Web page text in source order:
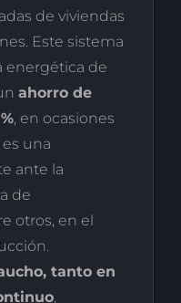
de viviendas
Este sistema
energética de
ahorro de
, en ocasiones
una
ante la
de
otros, en el
tanto en
,